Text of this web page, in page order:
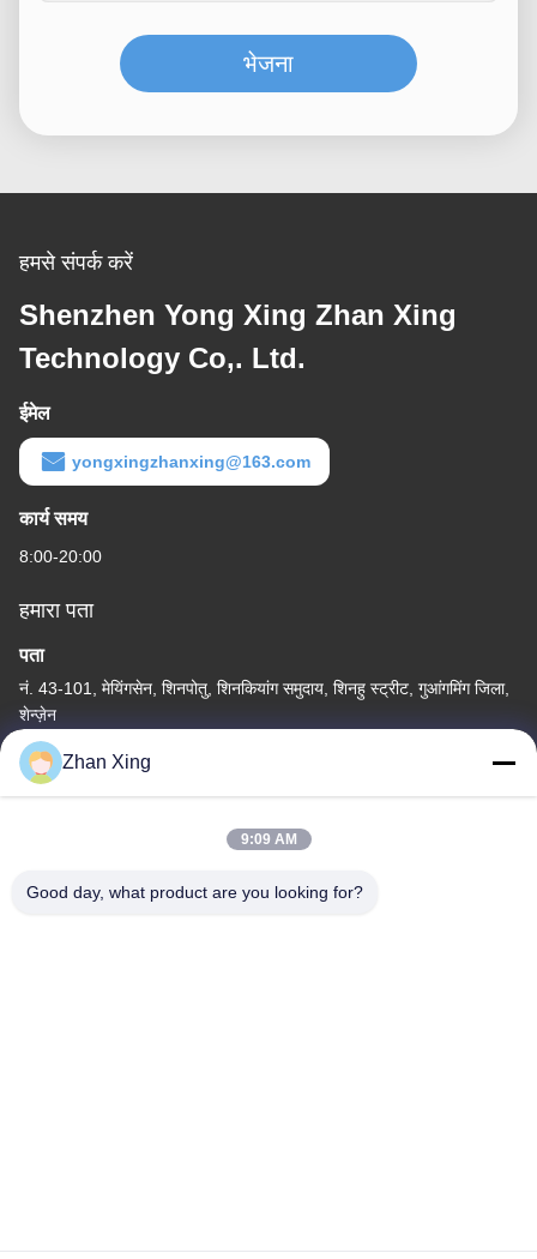
भेजना
हमसे संपर्क करें
Shenzhen Yong Xing Zhan Xing
Technology Co,. Ltd.
ईमेल
yongxingzhanxing@163.com
कार्य समय
8:00-20:00
हमारा पता
पता
नं. 43-101, मेयिंगसेन, शिनपोतु, शिनकियांग समुदाय, शिनहु स्ट्रीट, गुआंगमिंग जिला,
शेन्ज़ेन
टेलीफोन
86-0755-29932659
Zhan Xing
9:09 AM
Good day, what product are you looking for?